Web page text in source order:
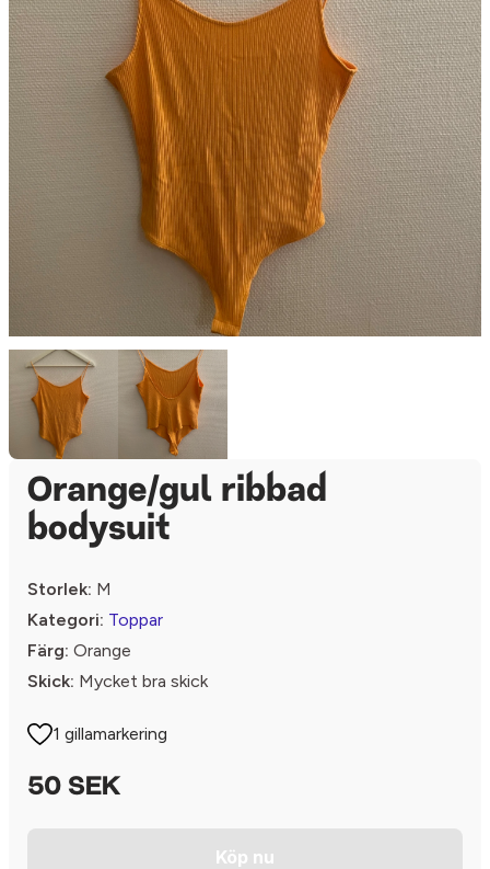
Orange/gul ribbad
bodysuit
Storlek: M
Kategori: Toppar
Färg: Orange
Skick: Mycket bra skick
1 gillamarkering
50 SEK
Köp nu